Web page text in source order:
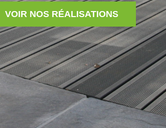
VOIR NOS RÉALISATIONS